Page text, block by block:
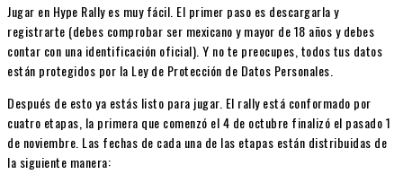
Jugar en Hype Rally es muy fácil. El primer paso es descargarla y
registrarte (debes comprobar ser mexicano y mayor de 18 años y debes
contar con una identificación oficial). Y no te preocupes, todos tus datos
están protegidos por la Ley de Protección de Datos Personales.
Después de esto ya estás listo para jugar. El rally está conformado por
cuatro etapas, la primera que comenzó el 4 de octubre finalizó el pasado 1
de noviembre. Las fechas de cada una de las etapas están distribuidas de
la siguiente manera: